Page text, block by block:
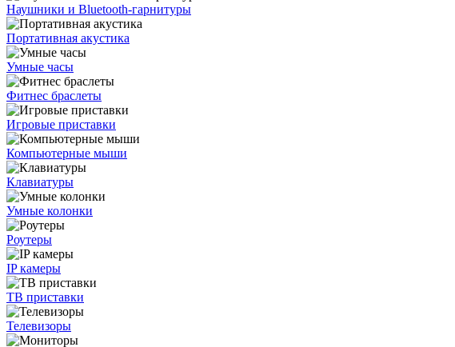
Наушники и Bluetooth-гарнитуры
Портативная акустика
Умные часы
Фитнес браслеты
Игровые приставки
Компьютерные мыши
Клавиатуры
Умные колонки
Роутеры
IP камеры
ТВ приставки
Телевизоры